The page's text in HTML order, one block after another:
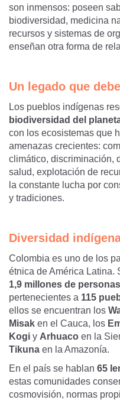
son inmensos: poseen
biodiversidad, medicina
recursos y sistemas de
enseñan otra forma de
Un legado que
Los pueblos indígenas
biodiversidad del
con los ecosistemas que
amenazas crecientes:
climático, discriminación,
salud, explotación de
la constante lucha por
y tradiciones.
Diversidad
Colombia es uno de los
étnica de América Latina.
1,9 millones de personas
pertenecientes a 115
ellos se encuentran los
Misak en el Cauca, los
Kogi y Arhuaco en la
Tikuna en la Amazonía.
En el país se hablan 65
estas comunidades
cosmovisión, normas